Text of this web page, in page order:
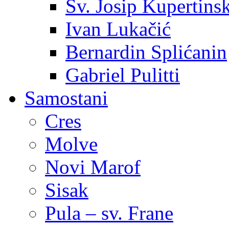
Sv. Josip
Ivan Lukačić
Bernardin Splićanin
Gabriel Pulitti
Samostani
Cres
Molve
Novi Marof
Sisak
Pula – sv. Frane